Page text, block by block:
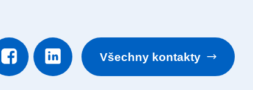
Všechny kontakty